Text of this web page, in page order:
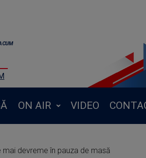
ON AIR VIDEO
devreme în pauza de masă